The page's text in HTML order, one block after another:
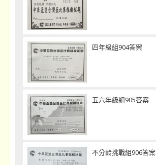
四年級組904答案
五六年級組905答案
不分齡挑戰組906答案